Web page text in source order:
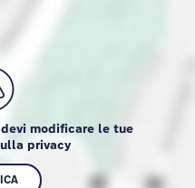
modificare le tue
privacy